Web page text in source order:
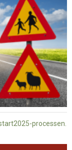
processen.